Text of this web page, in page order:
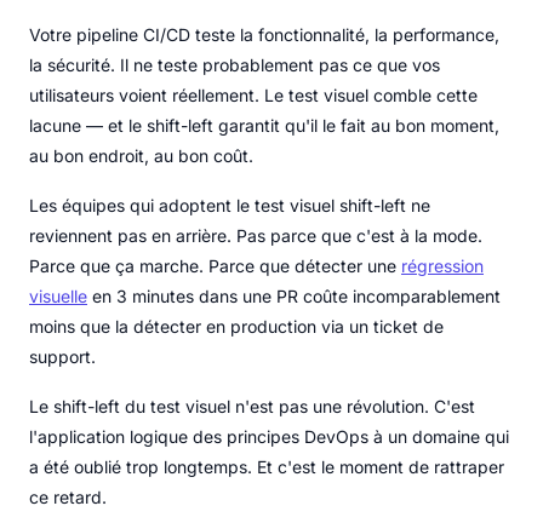
Votre pipeline CI/CD teste la fonctionnalité, la performance,
la sécurité. Il ne teste probablement pas ce que vos
utilisateurs voient réellement. Le test visuel comble cette
lacune — et le shift-left garantit qu'il le fait au bon moment,
au bon endroit, au bon coût.
Les équipes qui adoptent le test visuel shift-left ne
reviennent pas en arrière. Pas parce que c'est à la mode.
Parce que ça marche. Parce que détecter une régression
visuelle en 3 minutes dans une PR coûte incomparablement
moins que la détecter en production via un ticket de
support.
Le shift-left du test visuel n'est pas une révolution. C'est
l'application logique des principes DevOps à un domaine qui
a été oublié trop longtemps. Et c'est le moment de rattraper
ce retard.